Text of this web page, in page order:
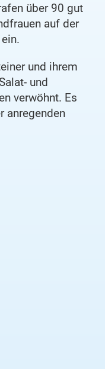
über 90 gut
auf der
und ihrem
und
verwöhnt. Es
anregenden